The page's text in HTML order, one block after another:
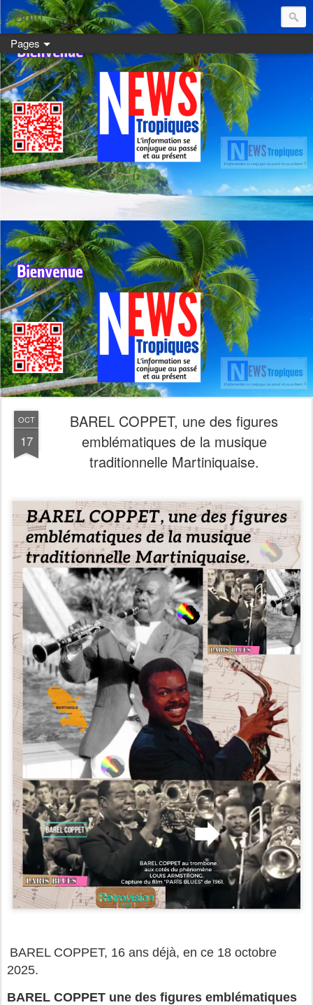
Dom:
Pages
OCT
17
BAREL COPPET, une des figures
emblématiques de la musique
traditionnelle Martiniquaise.
BAREL COPPET, 16 ans déjà, en ce 18 octobre
2025.
BAREL COPPET une des figures emblématiques